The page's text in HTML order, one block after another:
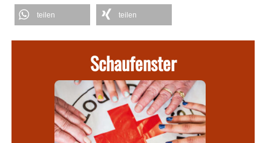
teilen teilen
Schaufenster